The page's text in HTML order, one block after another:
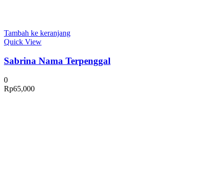
Tambah ke keranjang
Quick View
Sabrina Nama Terpenggal
0
Rp65,000